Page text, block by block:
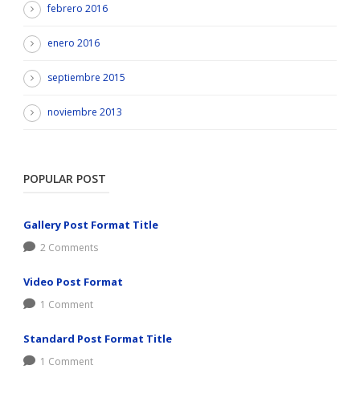
febrero 2016
enero 2016
septiembre 2015
noviembre 2013
POPULAR POST
Gallery Post Format Title
2 Comments
Video Post Format
1 Comment
Standard Post Format Title
1 Comment